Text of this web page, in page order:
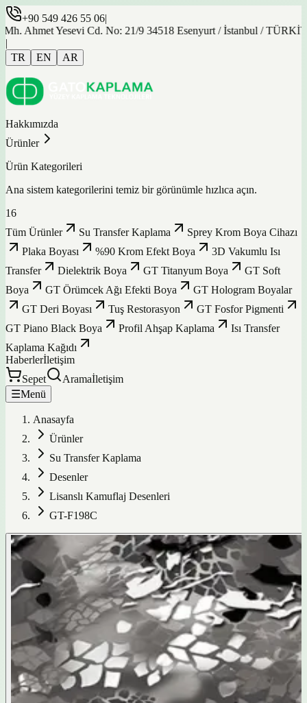
+90 549 426 55 06|
Ahmet Yesevi Cd. No: 21/9 34518 Esenyurt / İstanbul / TÜRKİYE
|
TR
EN AR
Hakkımızda
Ürünler
Ürün Kategorileri
Ana sistem kategorilerini temiz bir görünümle hızlıca açın.
16
Tüm Ürünler
Su Transfer Kaplama
Sprey Krom Boya Cihazı
Plaka Boyası
%90 Krom Efekt Boya
3D Vakumlu Isı
Transfer
Dielektrik Boya GT Titanyum Boya
GT Soft
Boya
GT Örümcek Ağı Efekti Boya
GT Hologram Boyalar
GT Deri Boyası
Tuş Restorasyon
GT Fosfor Pigmenti
GT Piano Black Boya
Profil Ahşap Kaplama
Isı Transfer
Kaplama Kağıdı
Haberlerİletişim
Sepet
Aramaİletişim
☰Menü
Anasayfa
Ürünler
Su Transfer Kaplama
Desenler
Lisanslı Kamuflaj Desenleri
GT-F198C